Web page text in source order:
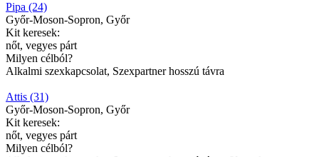
Pipa (24)
Győr-Moson-Sopron, Győr
Kit keresek:
nőt, vegyes párt
Milyen célból?
Alkalmi szexkapcsolat, Szexpartner hosszú távra
Attis (31)
Győr-Moson-Sopron, Győr
Kit keresek:
nőt, vegyes párt
Milyen célból?